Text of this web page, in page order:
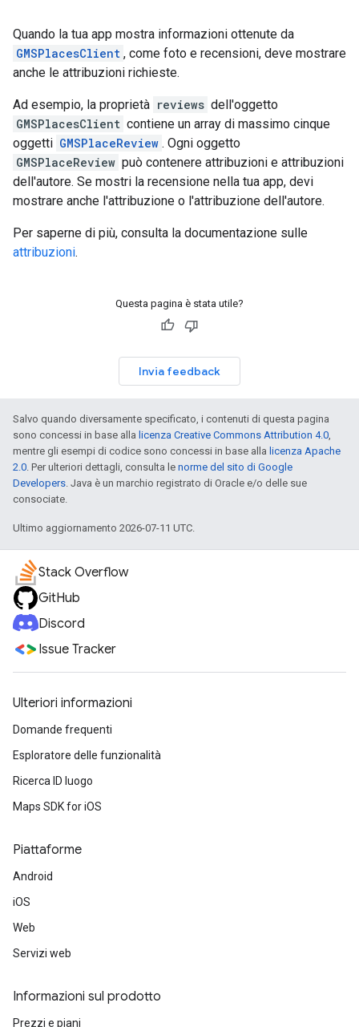
Quando la tua app mostra informazioni ottenute da
GMSPlacesClient , come foto e recensioni, deve mostrare
anche le attribuzioni richieste.
Ad esempio, la proprietà reviews dell'oggetto
GMSPlacesClient contiene un array di massimo cinque
oggetti GMSPlaceReview . Ogni oggetto
GMSPlaceReview può contenere attribuzioni e attribuzioni
dell'autore. Se mostri la recensione nella tua app, devi
mostrare anche l'attribuzione o l'attribuzione dell'autore.
Per saperne di più, consulta la documentazione sulle
attribuzioni.
Questa pagina è stata utile?
Invia feedback
Salvo quando diversamente specificato, i contenuti di questa pagina
sono concessi in base alla licenza Creative Commons Attribution 4.0,
mentre gli esempi di codice sono concessi in base alla licenza Apache
2.0. Per ulteriori dettagli, consulta le norme del sito di Google
Developers. Java è un marchio registrato di Oracle e/o delle sue
consociate.
Ultimo aggiornamento 2026-07-11 UTC.
Stack Overflow
GitHub
Discord
Issue Tracker
Ulteriori informazioni
Domande frequenti
Esploratore delle funzionalità
Ricerca ID luogo
Maps SDK for iOS
Piattaforme
Android
iOS
Web
Servizi web
Informazioni sul prodotto
Prezzi e piani